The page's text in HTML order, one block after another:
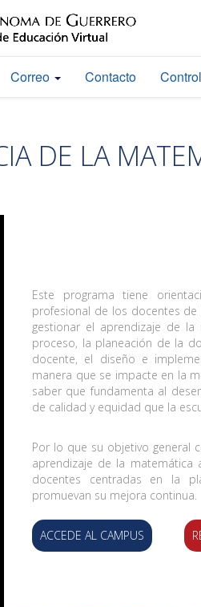
Correo Contacto
DE LA
Este programa tiene
profesional de los docentes
gestionar el aprendizaje de
proceso, la planeación de la
docente, el diseño e
manera que se impacte en la
saber que fundamenta al
de calidad y equidad que la
Por lo que su objetivo general
aprendizaje de la matemática
docentes centradas en la
promuevan su mejora continua.
ACCEDE AL CAMPUS